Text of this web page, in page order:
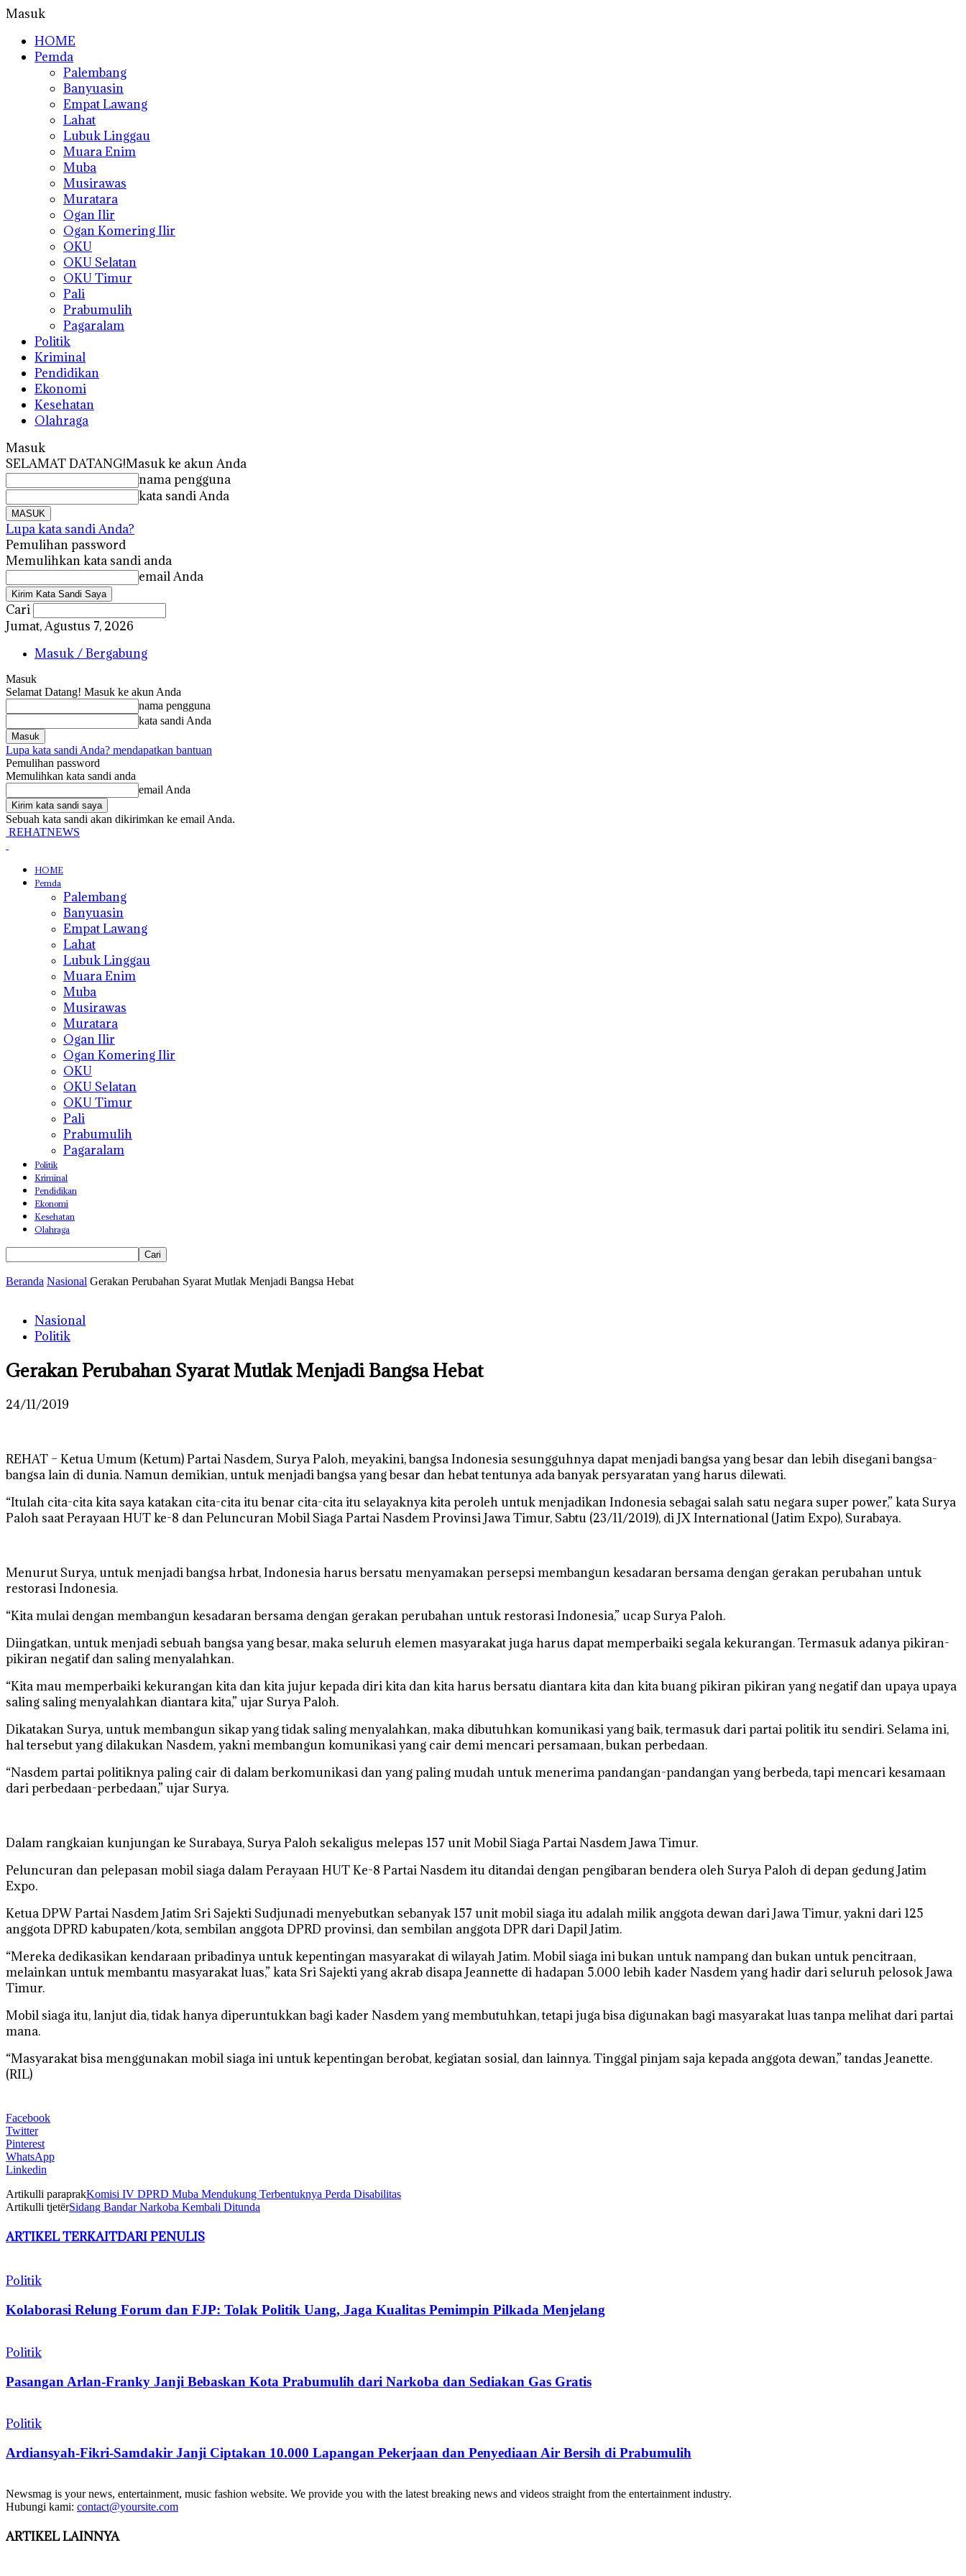
Masuk
HOME
Pemda
Palembang
Banyuasin
Empat Lawang
Lahat
Lubuk Linggau
Muara Enim
Muba
Musirawas
Muratara
Ogan Ilir
Ogan Komering Ilir
OKU
OKU Selatan
OKU Timur
Pali
Prabumulih
Pagaralam
Politik
Kriminal
Pendidikan
Ekonomi
Kesehatan
Olahraga
Masuk
SELAMAT DATANG!Masuk ke akun Anda
nama pengguna
kata sandi Anda
Lupa kata sandi Anda?
Pemulihan password
Memulihkan kata sandi anda
email Anda
Cari
Jumat, Agustus 7, 2026
Masuk / Bergabung
Masuk
Selamat Datang! Masuk ke akun Anda
nama pengguna
kata sandi Anda
Lupa kata sandi Anda? mendapatkan bantuan
Pemulihan password
Memulihkan kata sandi anda
email Anda
Sebuah kata sandi akan dikirimkan ke email Anda.
REHATNEWS
HOME
Pemda
Palembang
Banyuasin
Empat Lawang
Lahat
Lubuk Linggau
Muara Enim
Muba
Musirawas
Muratara
Ogan Ilir
Ogan Komering Ilir
OKU
OKU Selatan
OKU Timur
Pali
Prabumulih
Pagaralam
Politik
Kriminal
Pendidikan
Ekonomi
Kesehatan
Olahraga
Beranda Nasional Gerakan Perubahan Syarat Mutlak Menjadi Bangsa Hebat
Nasional
Politik
Gerakan Perubahan Syarat Mutlak Menjadi Bangsa Hebat
24/11/2019
REHAT – Ketua Umum (Ketum) Partai Nasdem, Surya Paloh, meyakini, bangsa Indonesia sesungguhnya dapat menjadi bangsa yang besar dan lebih disegani bangsa-
bangsa lain di dunia. Namun demikian, untuk menjadi bangsa yang besar dan hebat tentunya ada banyak persyaratan yang harus dilewati.
“Itulah cita-cita kita saya katakan cita-cita itu benar cita-cita itu selayaknya kita peroleh untuk menjadikan Indonesia sebagai salah satu negara super power,” kata Surya
Paloh saat Perayaan HUT ke-8 dan Peluncuran Mobil Siaga Partai Nasdem Provinsi Jawa Timur, Sabtu (23/11/2019), di JX International (Jatim Expo), Surabaya.
Menurut Surya, untuk menjadi bangsa hrbat, Indonesia harus bersatu menyamakan persepsi membangun kesadaran bersama dengan gerakan perubahan untuk
restorasi Indonesia.
“Kita mulai dengan membangun kesadaran bersama dengan gerakan perubahan untuk restorasi Indonesia,” ucap Surya Paloh.
Diingatkan, untuk menjadi sebuah bangsa yang besar, maka seluruh elemen masyarakat juga harus dapat memperbaiki segala kekurangan. Termasuk adanya pikiran-
pikiran negatif dan saling menyalahkan.
“Kita mau memperbaiki kekurangan kita dan kita jujur kepada diri kita dan kita harus bersatu diantara kita dan kita buang pikiran pikiran yang negatif dan upaya upaya
saling saling menyalahkan diantara kita,” ujar Surya Paloh.
Dikatakan Surya, untuk membangun sikap yang tidak saling menyalahkan, maka dibutuhkan komunikasi yang baik, termasuk dari partai politik itu sendiri. Selama ini,
hal tersebut yang dilakukan Nasdem, yakni membangun komunikasi yang cair demi mencari persamaan, bukan perbedaan.
“Nasdem partai politiknya paling cair di dalam berkomunikasi dan yang paling mudah untuk menerima pandangan-pandangan yang berbeda, tapi mencari kesamaan
dari perbedaan-perbedaan,” ujar Surya.
Dalam rangkaian kunjungan ke Surabaya, Surya Paloh sekaligus melepas 157 unit Mobil Siaga Partai Nasdem Jawa Timur.
Peluncuran dan pelepasan mobil siaga dalam Perayaan HUT Ke-8 Partai Nasdem itu ditandai dengan pengibaran bendera oleh Surya Paloh di depan gedung Jatim
Expo.
Ketua DPW Partai Nasdem Jatim Sri Sajekti Sudjunadi menyebutkan sebanyak 157 unit mobil siaga itu adalah milik anggota dewan dari Jawa Timur, yakni dari 125
anggota DPRD kabupaten/kota, sembilan anggota DPRD provinsi, dan sembilan anggota DPR dari Dapil Jatim.
“Mereka dedikasikan kendaraan pribadinya untuk kepentingan masyarakat di wilayah Jatim. Mobil siaga ini bukan untuk nampang dan bukan untuk pencitraan,
melainkan untuk membantu masyarakat luas,” kata Sri Sajekti yang akrab disapa Jeannette di hadapan 5.000 lebih kader Nasdem yang hadir dari seluruh pelosok Jawa
Timur.
Mobil siaga itu, lanjut dia, tidak hanya diperuntukkan bagi kader Nasdem yang membutuhkan, tetapi juga bisa digunakan bagi masyarakat luas tanpa melihat dari partai
mana.
“Masyarakat bisa menggunakan mobil siaga ini untuk kepentingan berobat, kegiatan sosial, dan lainnya. Tinggal pinjam saja kepada anggota dewan,” tandas Jeanette.
(RIL)
Facebook
Twitter
Pinterest
WhatsApp
Linkedin
Artikulli paraprakKomisi IV DPRD Muba Mendukung Terbentuknya Perda Disabilitas
Artikulli tjetërSidang Bandar Narkoba Kembali Ditunda
ARTIKEL TERKAITDARI PENULIS
Politik
Kolaborasi Relung Forum dan FJP: Tolak Politik Uang, Jaga Kualitas Pemimpin Pilkada Menjelang
Politik
Pasangan Arlan-Franky Janji Bebaskan Kota Prabumulih dari Narkoba dan Sediakan Gas Gratis
Politik
Ardiansyah-Fikri-Samdakir Janji Ciptakan 10.000 Lapangan Pekerjaan dan Penyediaan Air Bersih di Prabumulih
Newsmag is your news, entertainment, music fashion website. We provide you with the latest breaking news and videos straight from the entertainment industry.
Hubungi kami: contact@yoursite.com
ARTIKEL LAINNYA